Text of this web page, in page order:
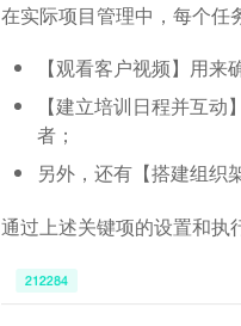
在实际项目管理中，每个任
【观看客户视频】用
【建立培训日程并互
者；
另外，还有【搭建组织
通过上述关键项的设置和执